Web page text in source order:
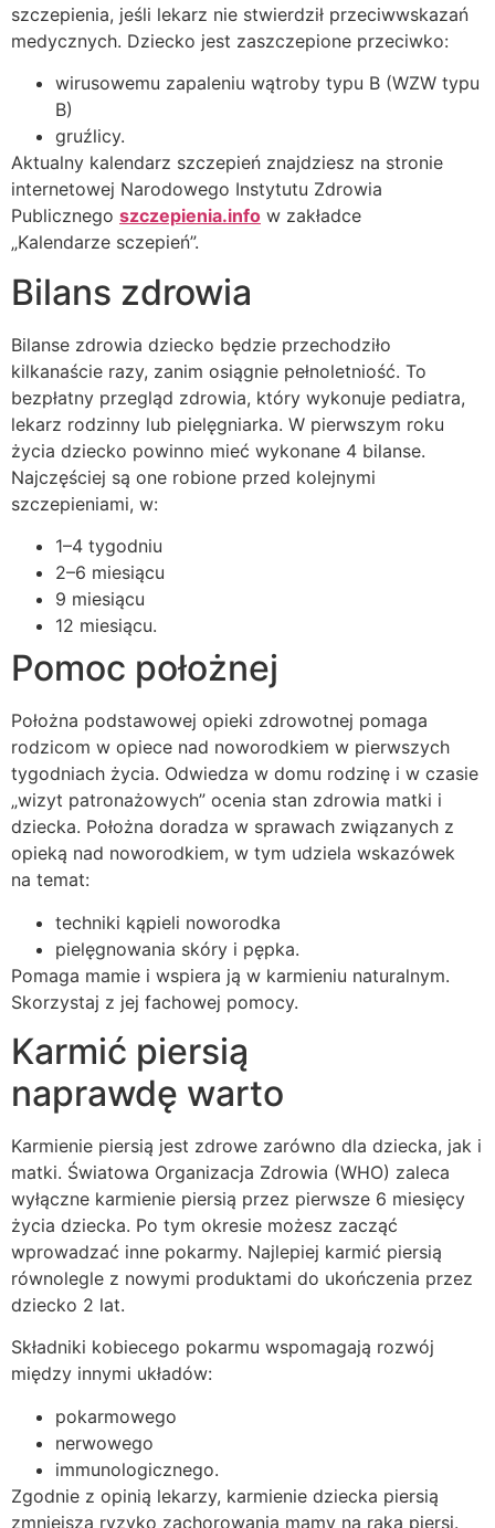
szczepienia, jeśli lekarz nie stwierdził przeciwwskazań
medycznych. Dziecko jest zaszczepione przeciwko:
wirusowemu zapaleniu wątroby typu B (WZW typu
B)
gruźlicy.
Aktualny kalendarz szczepień znajdziesz na stronie
internetowej Narodowego Instytutu Zdrowia
Publicznego szczepienia.info w zakładce
„Kalendarze sczepień”.
Bilans zdrowia
Bilanse zdrowia dziecko będzie przechodziło
kilkanaście razy, zanim osiągnie pełnoletniość. To
bezpłatny przegląd zdrowia, który wykonuje pediatra,
lekarz rodzinny lub pielęgniarka. W pierwszym roku
życia dziecko powinno mieć wykonane 4 bilanse.
Najczęściej są one robione przed kolejnymi
szczepieniami, w:
1–4 tygodniu
2–6 miesiącu
9 miesiącu
12 miesiącu.
Pomoc położnej
Położna podstawowej opieki zdrowotnej pomaga
rodzicom w opiece nad noworodkiem w pierwszych
tygodniach życia. Odwiedza w domu rodzinę i w czasie
„wizyt patronażowych” ocenia stan zdrowia matki i
dziecka. Położna doradza w sprawach związanych z
opieką nad noworodkiem, w tym udziela wskazówek
na temat:
techniki kąpieli noworodka
pielęgnowania skóry i pępka.
Pomaga mamie i wspiera ją w karmieniu naturalnym.
Skorzystaj z jej fachowej pomocy.
Karmić piersią
naprawdę warto
Karmienie piersią jest zdrowe zarówno dla dziecka, jak i
matki. Światowa Organizacja Zdrowia (WHO) zaleca
wyłączne karmienie piersią przez pierwsze 6 miesięcy
życia dziecka. Po tym okresie możesz zacząć
wprowadzać inne pokarmy. Najlepiej karmić piersią
równolegle z nowymi produktami do ukończenia przez
dziecko 2 lat.
Składniki kobiecego pokarmu wspomagają rozwój
między innymi układów:
pokarmowego
nerwowego
immunologicznego.
Zgodnie z opinią lekarzy, karmienie dziecka piersią
zmniejsza ryzyko zachorowania mamy na raka piersi.